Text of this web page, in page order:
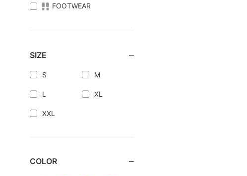
FOOTWEAR
SIZE
S M
L XL
XXL
COLOR